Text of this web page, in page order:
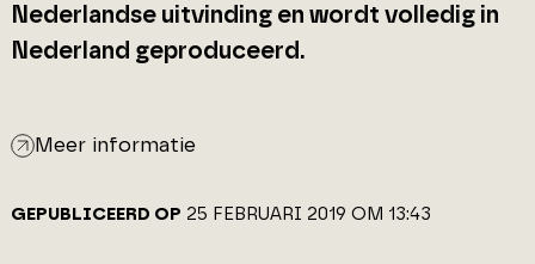
Nederlandse uitvinding en wordt volledig in
Nederland geproduceerd.
Meer informatie
GEPUBLICEERD OP 25 FEBRUARI 2019 OM 13:43